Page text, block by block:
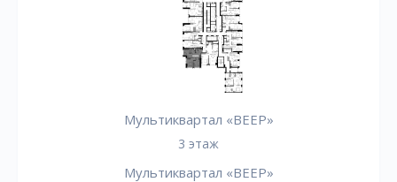
Мультиквартал «ВЕЕР»
3 этаж
Мультиквартал «ВЕЕР»